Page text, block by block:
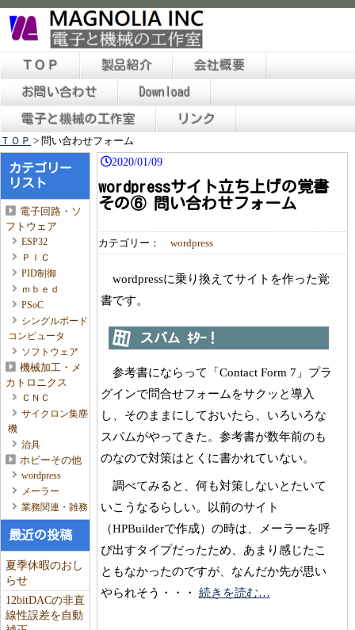
ＴＯＰ 製品紹介 会社概要
お問い合わせ Download
電子と機械の工作室 リンク
ＴＯＰ > 問い合わせフォーム
カテゴリー
リスト
電子回路・ソ
フトウェア
ESP32
ＰＩＣ
PID制御
ｍｂｅｄ
PSoC
シングルボード
コンピュータ
ソフトウェア
機械加工・メ
カトロニクス
ＣＮＣ
サイクロン集塵
機
治具
ホビーその他
wordpress
メーラー
業務関連・雑務
最近の投稿
夏季休暇のおし
らせ
12bitDACの非直
線性誤差を自動
2020/01/09
wordpressサイト立ち上げの覚書
その⑥ 問い合わせフォーム
カテゴリー： wordpress
wordpressに乗り換えてサイトを作った覚
書です。
スパム ｷﾀｰ！
参考書にならって「Contact Form 7」プラ
グインで問合せフォームをサクッと導入
し、そのままにしておいたら、いろいろな
スパムがやってきた。参考書が数年前のも
のなので対策はとくに書かれていない。
調べてみると、何も対策しないとたいて
いこうなるらしい。以前のサイト
（HPBuilderで作成）の時は、メーラーを呼
び出すタイプだったため、あまり感じたこ
ともなかったのですが、なんだか先が思い
やられそう・・・ 続きを読む…